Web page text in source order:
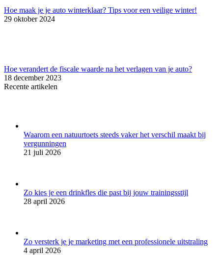
Hoe maak je je auto winterklaar? Tips voor een veilige winter!
29 oktober 2024
Hoe verandert de fiscale waarde na het verlagen van je auto?
18 december 2023
Recente artikelen
Waarom een natuurtoets steeds vaker het verschil maakt bij
vergunningen
21 juli 2026
Zo kies je een drinkfles die past bij jouw trainingsstijl
28 april 2026
Zo versterk je je marketing met een professionele uitstraling
4 april 2026